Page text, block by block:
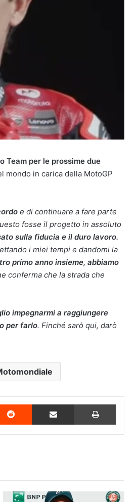
Team per le prossime due
mondo in carica della MotoGP
e di continuare a fare parte
fosse il progetto in assoluto
sulla fiducia e il duro lavoro.
i miei tempi e dandomi la
primo anno insieme, abbiamo
conferma che la strada che
impegnarmi a raggiungere
per farlo. Finché sarò qui, darò
Reddit Condividi via Email Stampa